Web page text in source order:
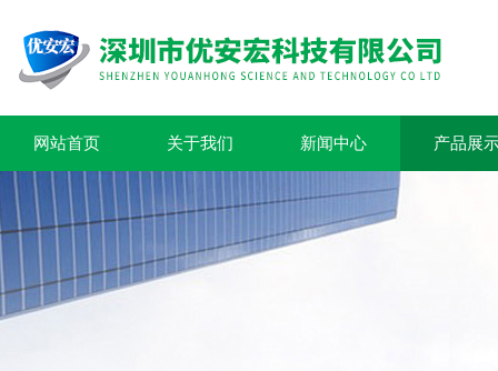
网站首页 关于我们 新闻中心 产品展